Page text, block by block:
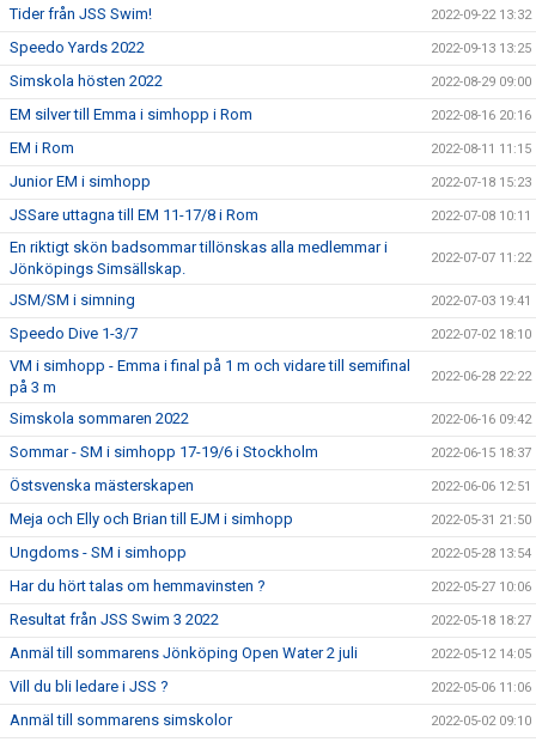
Tider från JSS Swim! 2022-09-22 13:32
Speedo Yards 2022 2022-09-13 13:25
Simskola hösten 2022 2022-08-29 09:00
EM silver till Emma i simhopp i Rom 2022-08-16 20:16
EM i Rom 2022-08-11 11:15
Junior EM i simhopp 2022-07-18 15:23
JSSare uttagna till EM 11-17/8 i Rom 2022-07-08 10:11
En riktigt skön badsommar tillönskas alla medlemmar i
Jönköpings Simsällskap.
2022-07-07 11:22
JSM/SM i simning 2022-07-03 19:41
Speedo Dive 1-3/7 2022-07-02 18:10
VM i simhopp - Emma i final på 1 m och vidare till semifinal
på 3 m
2022-06-28 22:22
Simskola sommaren 2022 2022-06-16 09:42
Sommar - SM i simhopp 17-19/6 i Stockholm 2022-06-15 18:37
Östsvenska mästerskapen 2022-06-06 12:51
Meja och Elly och Brian till EJM i simhopp 2022-05-31 21:50
Ungdoms - SM i simhopp 2022-05-28 13:54
Har du hört talas om hemmavinsten ? 2022-05-27 10:06
Resultat från JSS Swim 3 2022 2022-05-18 18:27
Anmäl till sommarens Jönköping Open Water 2 juli 2022-05-12 14:05
Vill du bli ledare i JSS ? 2022-05-06 11:06
Anmäl till sommarens simskolor 2022-05-02 09:10